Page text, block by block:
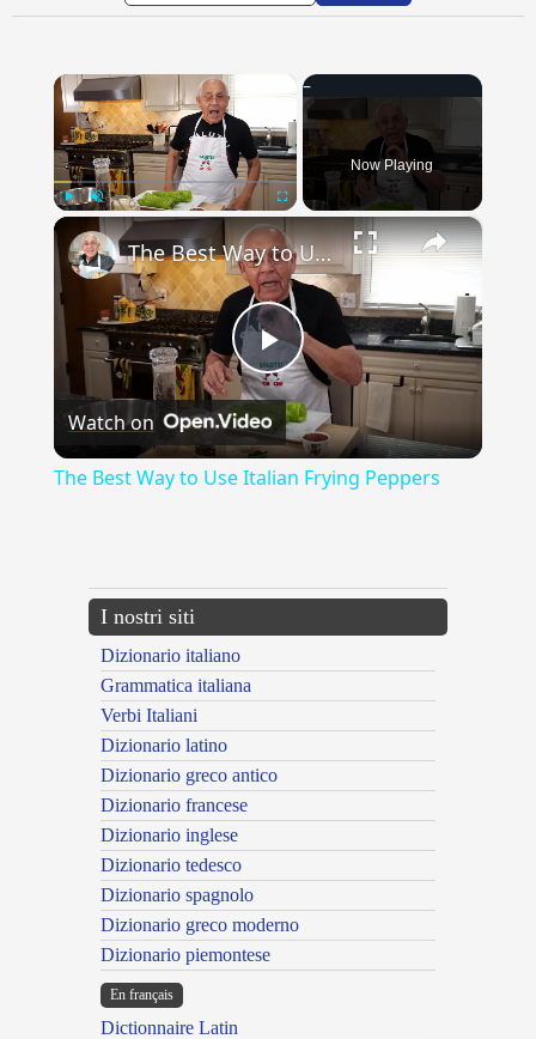
Unmute
Now Playing
×
Play
Video
The Best Way to Use Italian Frying Peppers
Watch on
The Best Way to Use Italian Frying Peppers
I nostri siti
Dizionario italiano
Grammatica italiana
Verbi Italiani
Dizionario latino
Dizionario greco antico
Dizionario francese
Dizionario inglese
Dizionario tedesco
Dizionario spagnolo
Dizionario greco moderno
Dizionario piemontese
En français
Dictionnaire Latin